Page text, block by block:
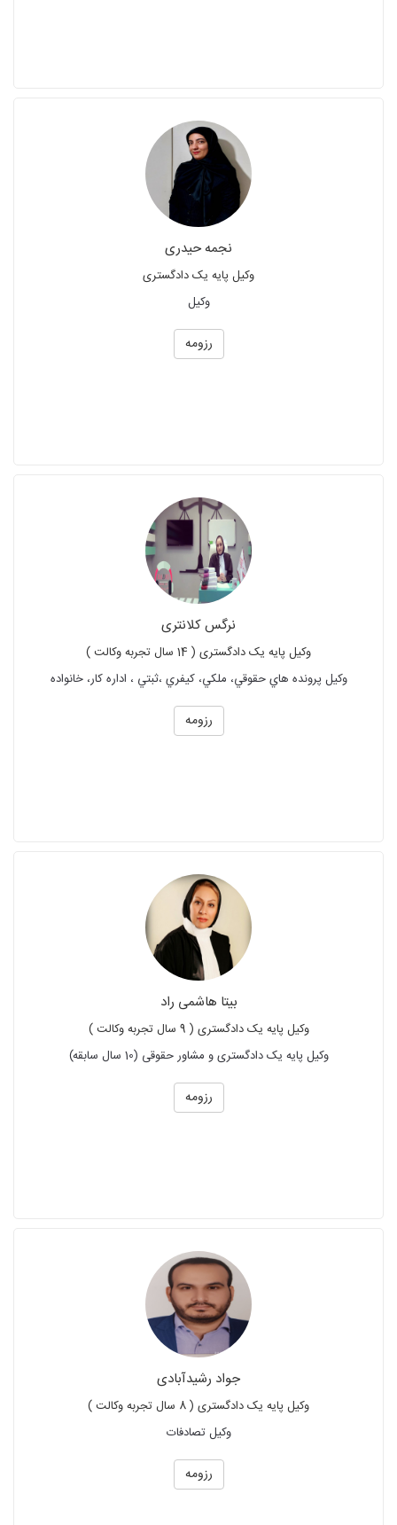
نجمه حیدری
وکیل پایه یک دادگستری
وکیل
رزومه
نرگس کلانتری
وکیل پایه یک دادگستری ( 14 سال تجربه وکالت )
وكيل پرونده هاي حقوقي، ملكي، كيفري ،ثبتي ، اداره كار، خانواده
رزومه
بیتا هاشمی راد
وکیل پایه یک دادگستری ( 9 سال تجربه وکالت )
وکیل پایه یک دادگستری و مشاور حقوقی (10 سال سابقه)
رزومه
جواد رشیدآبادی
وکیل پایه یک دادگستری ( 8 سال تجربه وکالت )
وکیل تصادفات
رزومه